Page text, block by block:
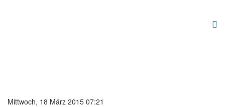
Mittwoch, 18 März 2015 07:21